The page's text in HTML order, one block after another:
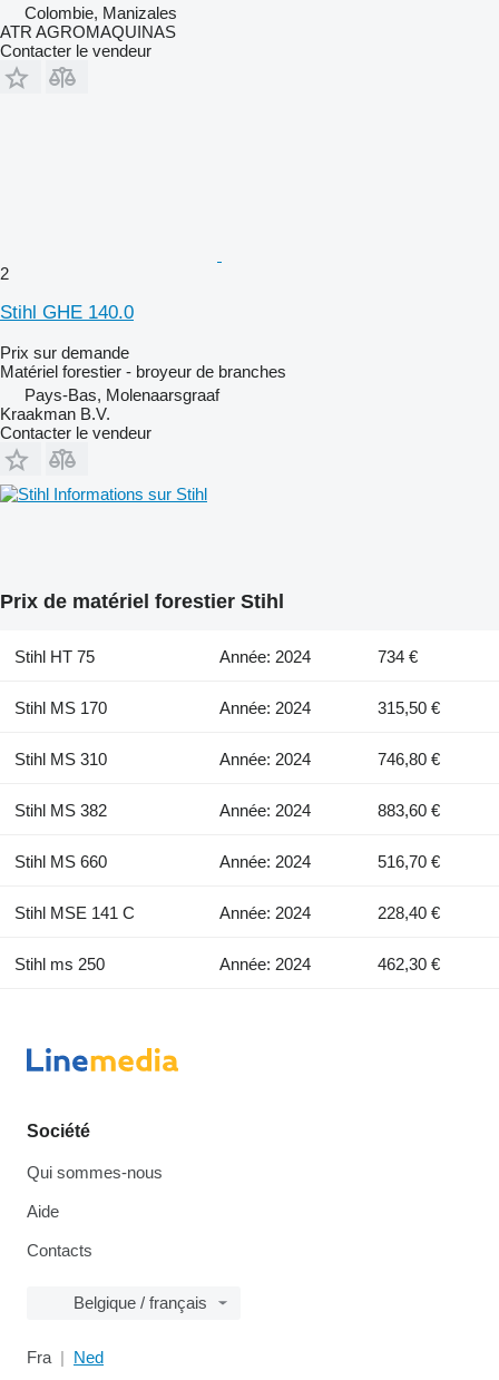
Colombie, Manizales
ATR AGROMAQUINAS
Contacter le vendeur
2
Stihl GHE 140.0
Prix sur demande
Matériel forestier - broyeur de branches
Pays-Bas, Molenaarsgraaf
Kraakman B.V.
Contacter le vendeur
Informations sur Stihl
Prix de matériel forestier Stihl
Stihl HT 75 Année: 2024 734 €
Stihl MS 170 Année: 2024 315,50 €
Stihl MS 310 Année: 2024 746,80 €
Stihl MS 382 Année: 2024 883,60 €
Stihl MS 660 Année: 2024 516,70 €
Stihl MSE 141 C Année: 2024 228,40 €
Stihl ms 250 Année: 2024 462,30 €
Société
Qui sommes-nous
Aide
Contacts
Belgique / français
Fra Ned